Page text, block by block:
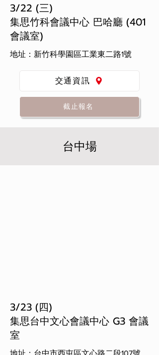
3/22 (三)
集思竹科會議中心 巴哈廳 (401
會議室)
地址：新竹科學園區工業東二路1號
交通資訊
截止報名
台中場
3/23 (四)
集思台中文心會議中心 G3 會議
室
地址：台中市西屯區文心路二段107號